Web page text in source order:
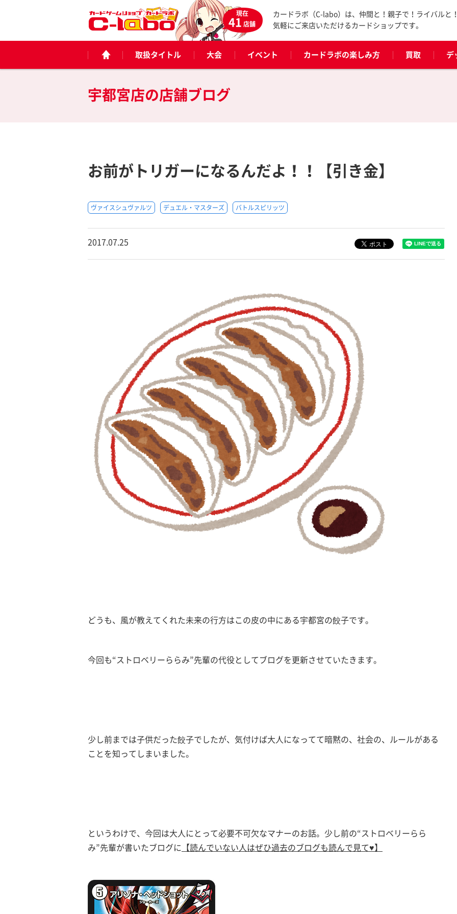
現在
41店舗
カードラボ（C-labo）は、仲間と！親子で！ライバルと
気軽にご来店いただけるカードショップです。
取扱タイトル 大会 イベント カードラボの楽しみ方 買取 デ
宇都宮店の店舗ブログ
お前がトリガーになるんだよ！！【引き金】
ヴァイスシュヴァルツ デュエル・マスターズ バトルスピリッツ
2017.07.25
どうも、風が教えてくれた未来の行方はこの皮の中にある宇都宮の餃子です。
今回も“ストロベリーららみ”先輩の代役としてブログを更新させていたきます。
少し前までは子供だった餃子でしたが、気付けば大人になってて暗黙の、社会の、ルールがある
ことを知ってしまいました。
というわけで、今回は大人にとって必要不可欠なマナーのお話。少し前の“ストロベリーらら
み”先輩が書いたブログに 【読んでいない人はぜひ過去のブログも読んで見て♥】